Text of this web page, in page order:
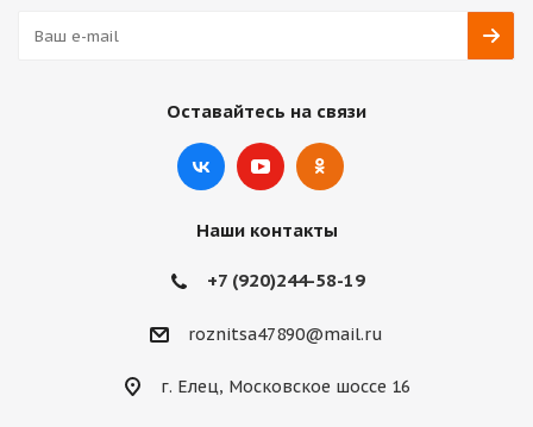
Оставайтесь на связи
Наши контакты
+7 (920)244-58-19
roznitsa47890@mail.ru
г. Елец, Московское шоссе 16